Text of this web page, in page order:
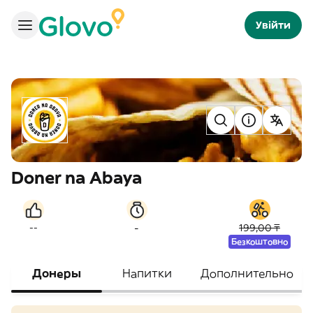
Увійти
Doner na Abaya
-- - 199,00 ₸
Безкоштовно
Донеры Напитки Дополнительно